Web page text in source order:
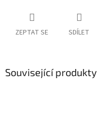
ZEPTAT SE SDÍLET
Související produkty